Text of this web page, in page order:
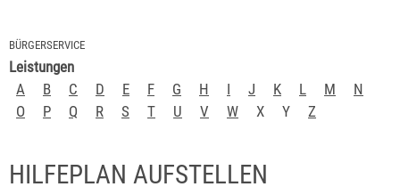
BÜRGERSERVICE
Leistungen
A
B C D E F G H I J K L M
N
O
P Q R S T U V W X Y Z
HILFEPLAN AUFSTELLEN